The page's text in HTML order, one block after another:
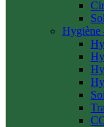
Hygiène